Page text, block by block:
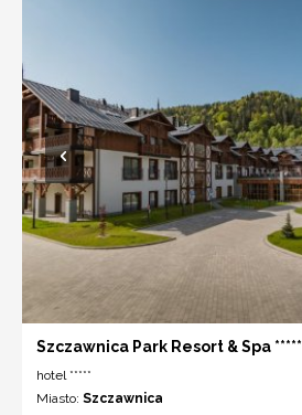
Szczawnica Park Resort & Spa *****
hotel *****
Miasto: Szczawnica